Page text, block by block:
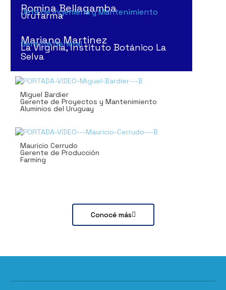
Romina Bellagamba
Jefa de Ingeniería y Mantenimiento
Urufarma
Mariano Martinez
Gerente General
La Virginia, Instituto Botánico La
Selva
Miguel Bardier
Gerente de Proyectos y Mantenimiento
Aluminios del Uruguay
Mauricio Cerrudo
Gerente de Producción
Farming
Conocé más